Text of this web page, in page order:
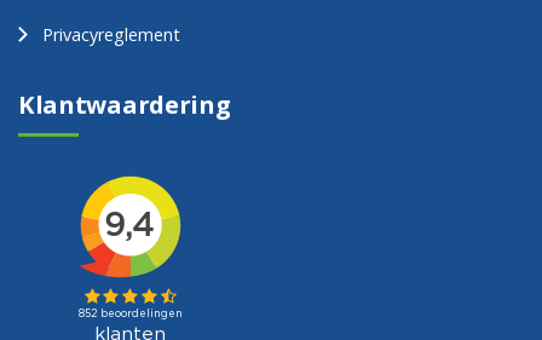
Privacyreglement
Klantwaardering